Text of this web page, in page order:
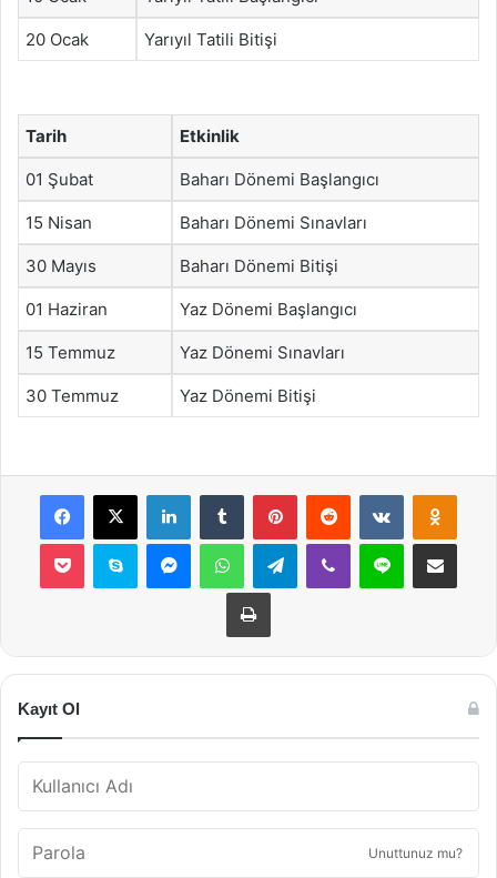
20 Ocak Yarıyıl Tatili Bitişi
Tarih Etkinlik
01 Şubat Baharı Dönemi Başlangıcı
15 Nisan Baharı Dönemi Sınavları
30 Mayıs Baharı Dönemi Bitişi
01 Haziran Yaz Dönemi Başlangıcı
15 Temmuz Yaz Dönemi Sınavları
30 Temmuz Yaz Dönemi Bitişi
Facebook
X LinkedInTumblr PinterestReddit VKontakte
Pocket Skype MessengerWhatsAppTelegramViber Line E-Posta ile
Yazdır
Kayıt Ol
Unuttunuz mu?